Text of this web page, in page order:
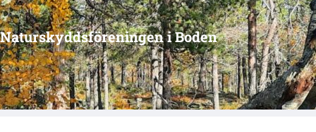
Om oss
Kontakta oss
Program
Årsmöte
Naturskyddsföreningen i Boden